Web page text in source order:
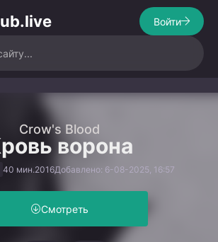
Войти
Crow's Blood
ворона
40 мин.2016Добавлено: 6-08-2025, 16:57
Смотреть